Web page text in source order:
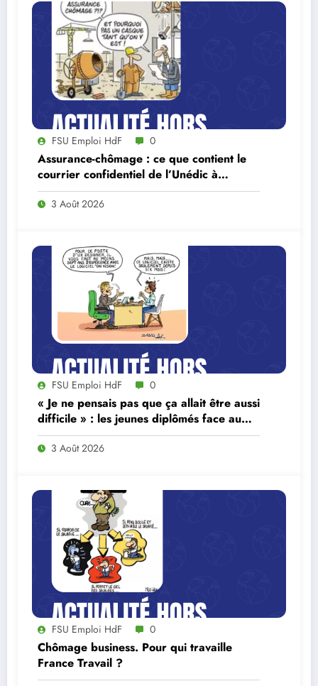
FSU Emploi HdF 0
Assurance-chômage : ce que contient le
courrier confidentiel de l’Unédic à
Lecornu
3 Août 2026
FSU Emploi HdF 0
« Je ne pensais pas que ça allait être aussi
difficile » : les jeunes diplômés face au
ralentissement du marché du travail
3 Août 2026
FSU Emploi HdF 0
Chômage business. Pour qui travaille
France Travail ?